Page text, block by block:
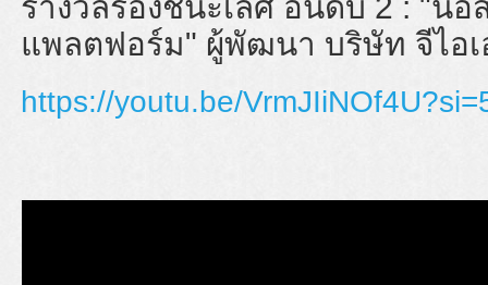
แพลตฟอร์ม" ผู้พัฒนา บริษัท จีไอเ
https://youtu.be/